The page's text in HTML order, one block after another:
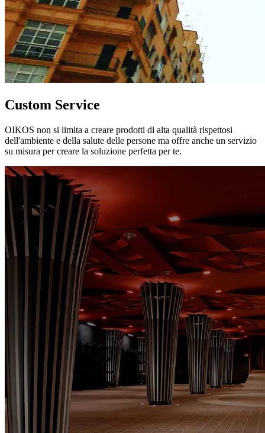
Custom Service
OIKOS non si limita a creare prodotti di alta qualità rispettosi
dell'ambiente e della salute delle persone ma offre anche un servizio
su misura per creare la soluzione perfetta per te.